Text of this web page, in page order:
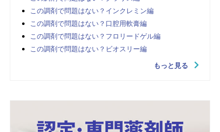
この調剤で問題はない？インクレミン編
この調剤で問題はない？口腔用軟膏編
この調剤で問題はない？フロリードゲル編
この調剤で問題はない？ビオスリー編
もっと見る